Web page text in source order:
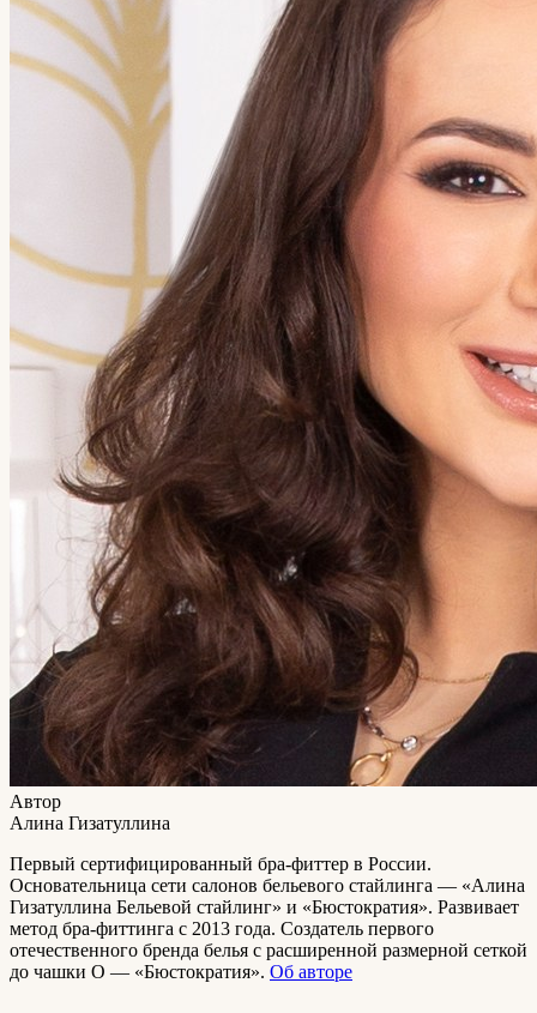
Автор
Алина Гизатуллина
Первый сертифицированный бра-фиттер в России.
Основательница сети салонов бельевого стайлинга — «Алина
Гизатуллина Бельевой стайлинг» и «Бюстократия». Развивает
метод бра-фиттинга с 2013 года. Создатель первого
отечественного бренда белья с расширенной размерной сеткой
до чашки O — «Бюстократия». Об авторе